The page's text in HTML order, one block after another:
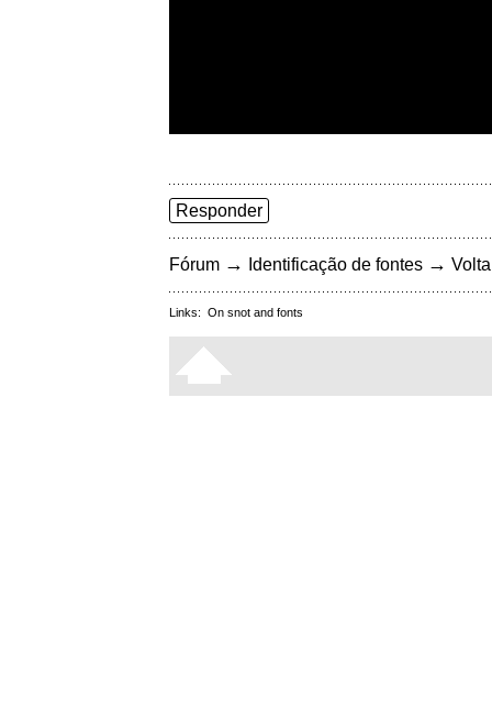
Responder
Fórum → Identificação de fontes →
Links: On snot and fonts